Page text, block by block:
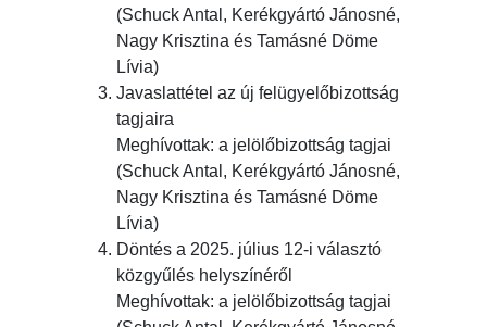
(Schuck Antal, Kerékgyártó Jánosné,
Nagy Krisztina és Tamásné Döme
Lívia)
Javaslattétel az új felügyelőbizottság
tagjaira
Meghívottak: a jelölőbizottság tagjai
(Schuck Antal, Kerékgyártó Jánosné,
Nagy Krisztina és Tamásné Döme
Lívia)
Döntés a 2025. július 12-i választó
közgyűlés helyszínéről
Meghívottak: a jelölőbizottság tagjai